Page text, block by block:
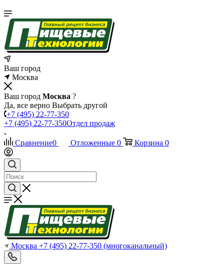
Ваш город
Москва
Ваш город Москва ?
Да, все верно Выбрать другой
+7 (495) 22-77-350
+7 (495) 22-77-350Отдел продаж
Сравнение0 Отложенные 0 Корзина 0
Москва +7 (495) 22-77-350 (многоканальный)